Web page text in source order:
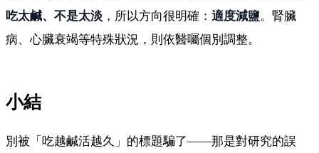
吃太鹹、不是太淡 ，所以方向很明確： 適度減鹽。腎臟
病、心臟衰竭等特殊狀況，則依醫囑個別調整。
小結
別被「吃越鹹活越久」的標題騙了——那是對研究的誤